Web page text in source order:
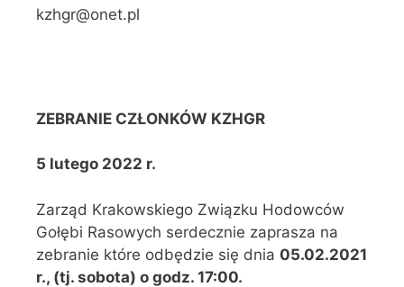
kzhgr@onet.pl
ZEBRANIE CZŁONKÓW KZHGR
5 lutego 2022 r.
Zarząd Krakowskiego Związku Hodowców
Gołębi Rasowych serdecznie zaprasza na
zebranie które odbędzie się dnia 05.02.2021
r., (tj. sobota) o godz. 17:00.